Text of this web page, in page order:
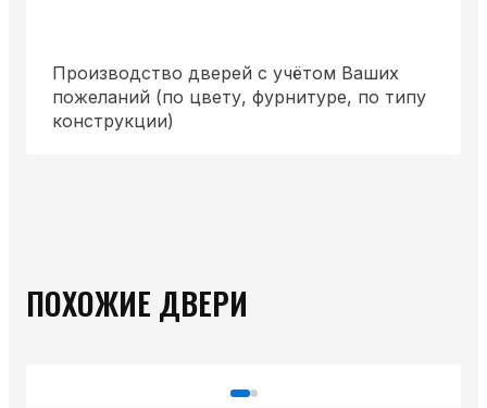
Производство дверей с учётом Ваших
пожеланий (по цвету, фурнитуре, по типу
конструкции)
ПОХОЖИЕ ДВЕРИ